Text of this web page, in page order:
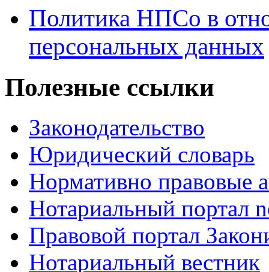
Политика НПСо в
персональных данных
Полезные ссылки
Законодательство
Юридический словарь
Нормативно правовые
Нотариальный портал
Правовой портал
Нотариальный вестник